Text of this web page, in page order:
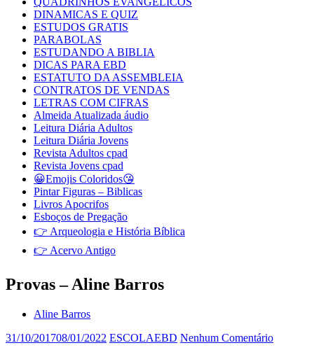
DINAMICAS E QUIZ
ESTUDOS GRATIS
PARABOLAS
ESTUDANDO A BIBLIA
DICAS PARA EBD
ESTATUTO DA ASSEMBLEIA
CONTRATOS DE VENDAS
LETRAS COM CIFRAS
Almeida Atualizada áudio
Leitura Diária Adultos
Leitura Diária Jovens
Revista Adultos cpad
Revista Jovens cpad
😀Emojis Coloridos😘
Pintar Figuras – Biblicas
Livros Apocrifos
Esboços de Pregação
👉 Arqueologia e História Bíblica
👉 Acervo Antigo
Provas – Aline Barros
Aline Barros
31/10/201708/01/2022 ESCOLAEBD Nenhum Comentário